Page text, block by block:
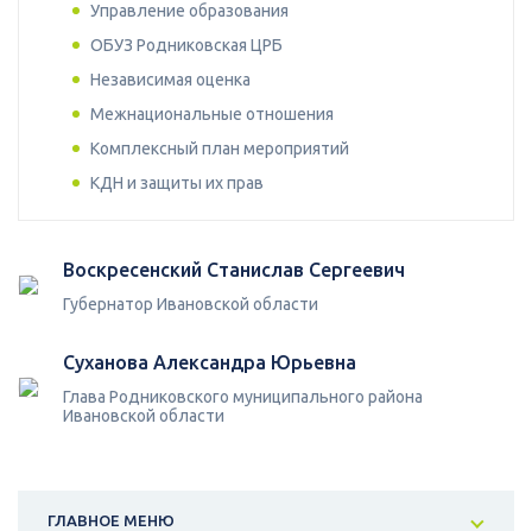
Управление образования
ОБУЗ Родниковская ЦРБ
Независимая оценка
Межнациональные отношения
Комплексный план мероприятий
КДН и защиты их прав
Воскресенский Станислав Сергеевич
Губернатор Ивановской области
Суханова Александра Юрьевна
Глава Родниковского муниципального района
Ивановской области
ГЛАВНОЕ МЕНЮ